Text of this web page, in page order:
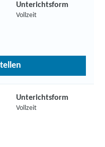
Unterichtsform
Vollzeit
Unterichtsform
Vollzeit